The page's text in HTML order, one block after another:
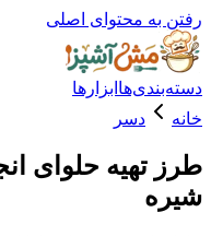
محتوای اصلی
ابزارها
دسر
حلوای انجیر